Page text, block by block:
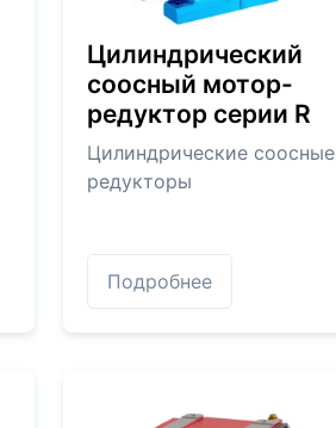
Цилиндрический
соосный мотор-
редуктор серии R
Цилиндрические соосные
редукторы
Подробнее